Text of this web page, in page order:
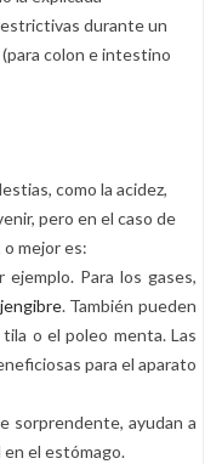
durante un
colon e intestino
como la acidez,
pero en el caso de
mejor es:
ejemplo. Para los gases,
jengibre. También pueden
o el poleo menta. Las
para el aparato
sorprendente, ayudan a
en el estómago.